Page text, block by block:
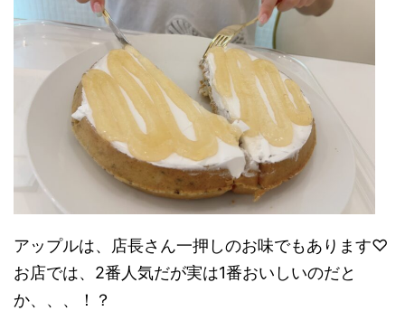
アップルは、店長さん一押しのお味でもあります♡
お店では、2番人気だが実は1番おいしいのだと
か、、、！？